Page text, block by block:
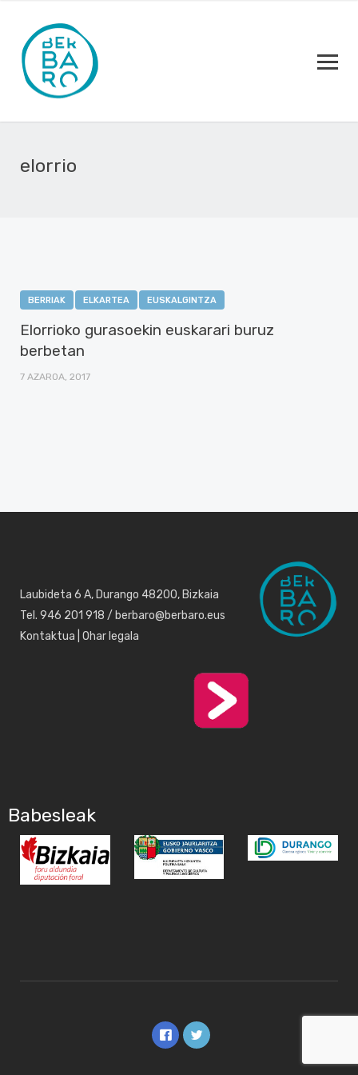
elorrio
BERRIAK ELKARTEA EUSKALGINTZA
Elorrioko gurasoekin euskarari buruz
berbetan
7 AZAROA, 2017
Laubideta 6 A, Durango 48200, Bizkaia
Tel. 946 201 918 / berbaro@berbaro.eus
Kontaktua Ohar legala
Babesleak